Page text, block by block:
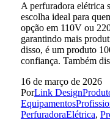
A perfuradora elétrica
escolha ideal para
opção em 110V ou
garantindo mais
disso, é um produto
confiança. Também
16 de março de 2026
PorLink Design
PerfuradoraElétrica,